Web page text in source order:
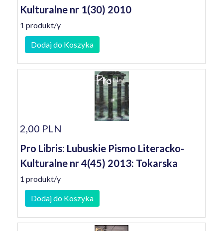
Kulturalne nr 1(30) 2010
1 produkt/y
Dodaj do Koszyka
2,00 PLN
Pro Libris: Lubuskie Pismo Literacko-
Kulturalne nr 4(45) 2013: Tokarska
1 produkt/y
Dodaj do Koszyka